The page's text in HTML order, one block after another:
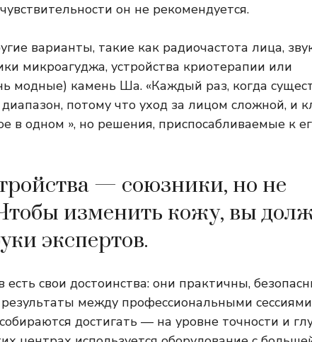
он не рекомендуется.
варианты, такие как радиочастота лица,
микроагуджа, устройства криотерапии или
модные) камень Ша. «Каждый раз, когда
потому что уход за лицом сложной, и
в одном », но решения, приспосабливаемые к
— союзники, но не
изменить кожу, вы
экспертов.
свои достоинства: они практичны,
между профессиональными
достигать — на уровне точности и